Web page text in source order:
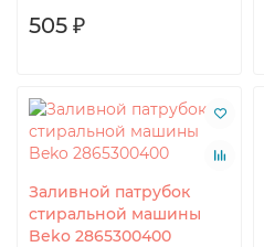
505 ₽
Заливной патрубок
стиральной машины
Beko 2865300400